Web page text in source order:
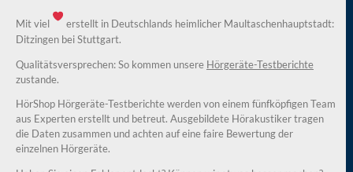
Mit viel
erstellt in Deutschlands heimlicher Maultaschenhauptstadt:
Ditzingen bei Stuttgart.
Qualitätsversprechen: So kommen unsere Hörgeräte-Testberichte
zustande.
HörShop Hörgeräte-Testberichte werden von einem fünfköpfigen Team
aus Experten erstellt und betreut. Ausgebildete Hörakustiker tragen
die Daten zusammen und achten auf eine faire Bewertung der
einzelnen Hörgeräte.